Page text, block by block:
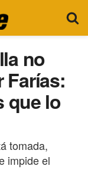
no
Farías:
que lo
tomada,
impide el